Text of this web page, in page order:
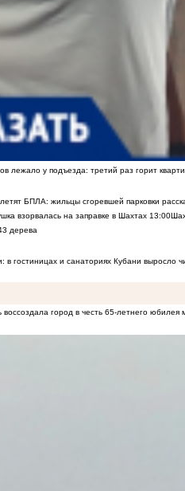
лежало у подъезда: третий раз горит
БПЛА: жильцы сгоревшей парковки
взорвалась на заправке в Шахтах 13:00
дерева
в гостиницах и санаториях Кубани выросло
город в честь 65-летнего юбилея